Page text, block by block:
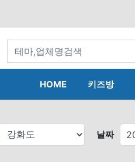
HOME 키즈방
날짜